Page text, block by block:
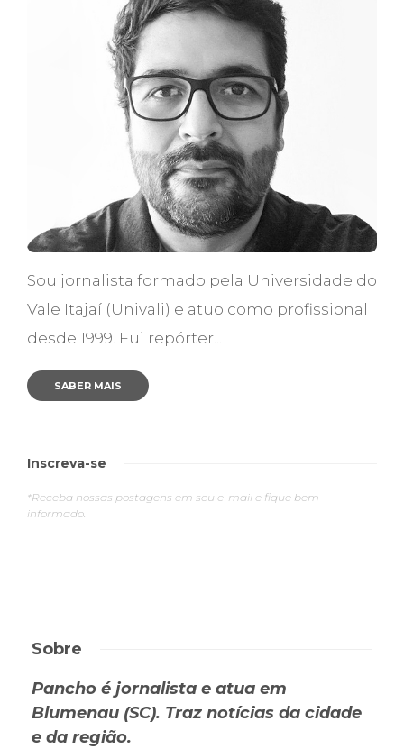
Sou jornalista formado pela Universidade do
Vale Itajaí (Univali) e atuo como profissional
desde 1999. Fui repórter...
SABER MAIS
Inscreva-se
*Receba nossas postagens em seu e-mail e fique bem
informado.
Sobre
Pancho é jornalista e atua em
Blumenau (SC). Traz notícias da cidade
e da região.